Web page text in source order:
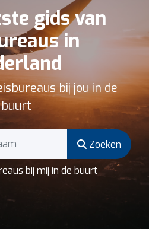
gids van
in
bij jou in de
buurt
Zoeken
bij mij in de buurt